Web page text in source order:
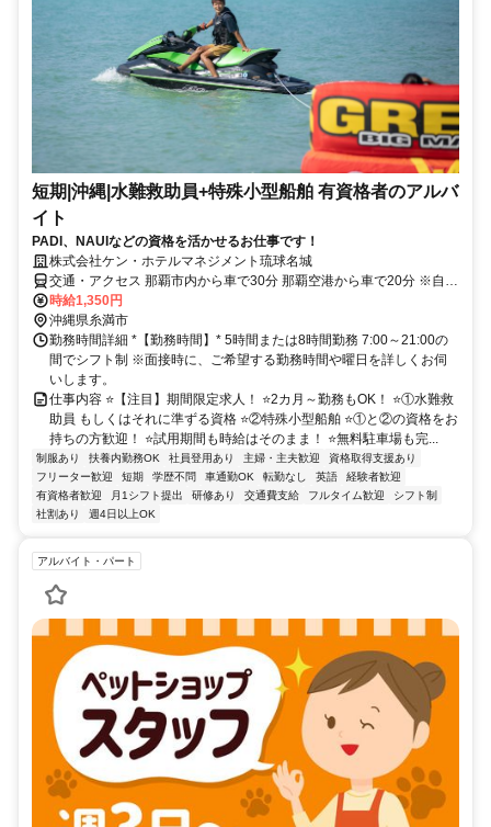
短期|沖縄|水難救助員+特殊小型船舶 有資格者のアルバ
イト
PADI、NAUIなどの資格を活かせるお仕事です！
株式会社ケン・ホテルマネジメント琉球名城
交通・アクセス 那覇市内から車で30分 那覇空港から車で20分 ※自動
車・バイク通勤可
時給1,350円
沖縄県糸満市
勤務時間詳細 *【勤務時間】* 5時間または8時間勤務 7:00～21:00の
間でシフト制 ※面接時に、ご希望する勤務時間や曜日を詳しくお伺
いします。
仕事内容 ⭐【注目】期間限定求人！ ⭐2カ月～勤務もOK！ ⭐①水難救
助員 もしくはそれに準ずる資格 ⭐②特殊小型船舶 ⭐①と②の資格をお
持ちの方歓迎！ ⭐試用期間も時給はそのまま！ ⭐無料駐車場も完...
制服あり 扶養内勤務OK 社員登用あり 主婦・主夫歓迎
資格取得支援あり
フリーター歓迎
短期 学歴不問 車通勤OK 転勤なし 英語
経験者歓迎
有資格者歓迎
月1シフト提出 研修あり 交通費支給 フルタイム歓迎
シフト制
社割あり
週4日以上OK
アルバイト・パート